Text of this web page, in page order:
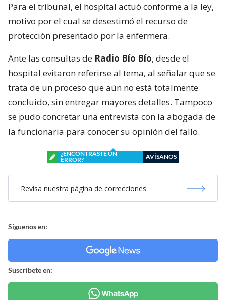
Para el tribunal, el hospital actuó conforme a la ley,
motivo por el cual se desestimó el recurso de
protección presentado por la enfermera.
Ante las consultas de Radio Bío Bío, desde el
hospital evitaron referirse al tema, al señalar que se
trata de un proceso que aún no está totalmente
concluido, sin entregar mayores detalles. Tampoco
se pudo concretar una entrevista con la abogada de
la funcionaria para conocer su opinión del fallo.
¿ENCONTRASTE UN
ERROR?
AVÍSANOS
Revisa nuestra página de correcciones
Síguenos en:
Suscríbete en: